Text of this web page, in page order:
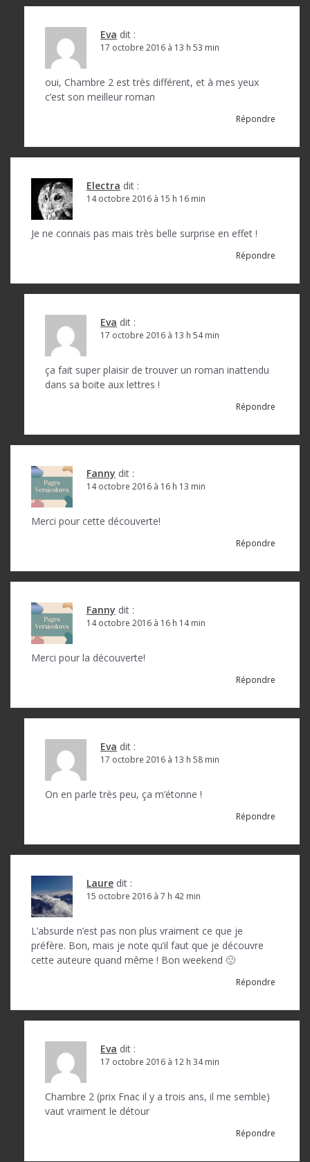
Eva dit :
17 octobre 2016 à 13 h 53 min
oui, Chambre 2 est très différent, et à mes yeux
c’est son meilleur roman
Répondre
Electra dit :
14 octobre 2016 à 15 h 16 min
Je ne connais pas mais très belle surprise en effet !
Répondre
Eva dit :
17 octobre 2016 à 13 h 54 min
ça fait super plaisir de trouver un roman inattendu
dans sa boite aux lettres !
Répondre
Fanny dit :
14 octobre 2016 à 16 h 13 min
Merci pour cette découverte!
Répondre
Fanny dit :
14 octobre 2016 à 16 h 14 min
Merci pour la découverte!
Répondre
Eva dit :
17 octobre 2016 à 13 h 58 min
On en parle très peu, ça m’étonne !
Répondre
Laure dit :
15 octobre 2016 à 7 h 42 min
L’absurde n’est pas non plus vraiment ce que je
préfère. Bon, mais je note qu’il faut que je découvre
cette auteure quand même ! Bon weekend 🙂
Répondre
Eva dit :
17 octobre 2016 à 12 h 34 min
Chambre 2 (prix Fnac il y a trois ans, il me semble)
vaut vraiment le détour
Répondre